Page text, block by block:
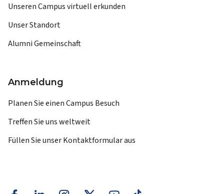
Unseren Campus virtuell erkunden
Unser Standort
Alumni Gemeinschaft
Anmeldung
Planen Sie einen Campus Besuch
Treffen Sie uns weltweit
Füllen Sie unser Kontaktformular aus